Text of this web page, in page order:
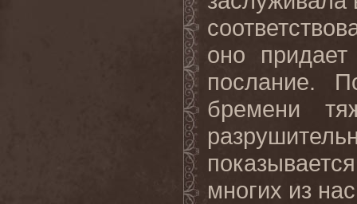
оно
послание.
бремени
многих из